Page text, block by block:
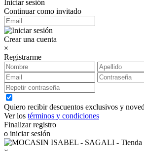
Iniciar sesión
Continuar como invitado
Crear una cuenta
×
Registrarme
Quiero recibir descuentos exclusivos y
Ver los términos y condiciones
Finalizar registro
o iniciar sesión